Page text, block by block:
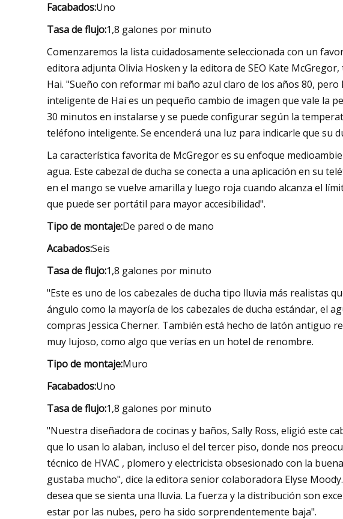
Facabados:Uno
Tasa de flujo:1,8 galones por minuto
Comenzaremos la lista cuidadosamente seleccionada con un
editora adjunta Olivia Hosken y la editora de SEO Kate
Hai. "Sueño con reformar mi baño azul claro de los años 80,
inteligente de Hai es un pequeño cambio de imagen que vale la
30 minutos en instalarse y se puede configurar según la
teléfono inteligente. Se encenderá una luz para indicarle que su
La característica favorita de McGregor es su enfoque
agua. Este cabezal de ducha se conecta a una aplicación en su
en el mango se vuelve amarilla y luego roja cuando alcanza el
que puede ser portátil para mayor accesibilidad".
Tipo de montaje:De pared o de mano
Acabados:Seis
Tasa de flujo:1,8 galones por minuto
"Este es uno de los cabezales de ducha tipo lluvia más realistas
ángulo como la mayoría de los cabezales de ducha estándar, el
compras Jessica Cherner. También está hecho de latón antiguo
muy lujoso, como algo que verías en un hotel de renombre.
Tipo de montaje:Muro
Facabados:Uno
Tasa de flujo:1,8 galones por minuto
"Nuestra diseñadora de cocinas y baños, Sally Ross, eligió este
que lo usan lo alaban, incluso el del tercer piso, donde nos
técnico de HVAC , plomero y electricista obsesionado con la
gustaba mucho", dice la editora senior colaboradora Elyse
desea que se sienta una lluvia. La fuerza y ​​la distribución son
estar por las nubes, pero ha sido sorprendentemente baja".